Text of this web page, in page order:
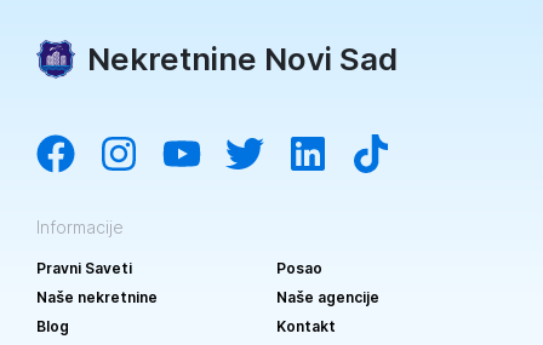
Nekretnine Novi Sad
Informacije
Pravni Saveti
Posao
Naše nekretnine
Naše agencije
Blog
Kontakt